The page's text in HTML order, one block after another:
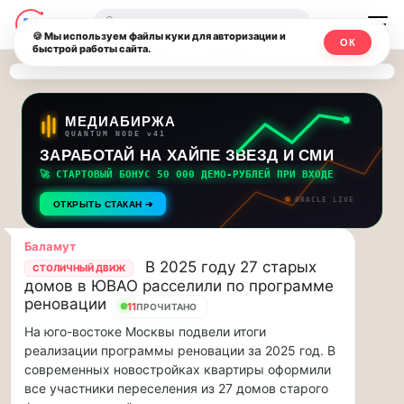
Последние
новости
и
обновления
потока:
Друзья,
приглашаем
на
музыкальную
прогулку
по
Москве
Чайковского!…
Друзья,
приглашаем
на
музыкальную
Москвичи.net
—
Главный
столичный
чат-
мессенджер,
новости
и
инсайды
Москвы
🔍
МЕДИАБИРЖА
QUANTUM NODE v41
ЗАРАБОТАЙ НА ХАЙПЕ ЗВЕЗД И СМИ
🚀 СТАРТОВЫЙ БОНУС 50 000 ДЕМО-РУБЛЕЙ ПРИ ВХОДЕ
ОТКРЫТЬ СТАКАН ➔ ORACLE LIVE
Баламут
СТОЛИЧНЫЙ ДВИЖ
В 2025 году 27 старых
домов в ЮВАО расселили по программе
реновации
11ПРОЧИТАНО
На юго-востоке Москвы подвели итоги
реализации программы реновации за 2025 год. В
современных новостройках квартиры оформили
все участники переселения из 27 домов старого
🍪 Мы используем файлы куки для авторизации и
быстрой работы сайта.
ОК